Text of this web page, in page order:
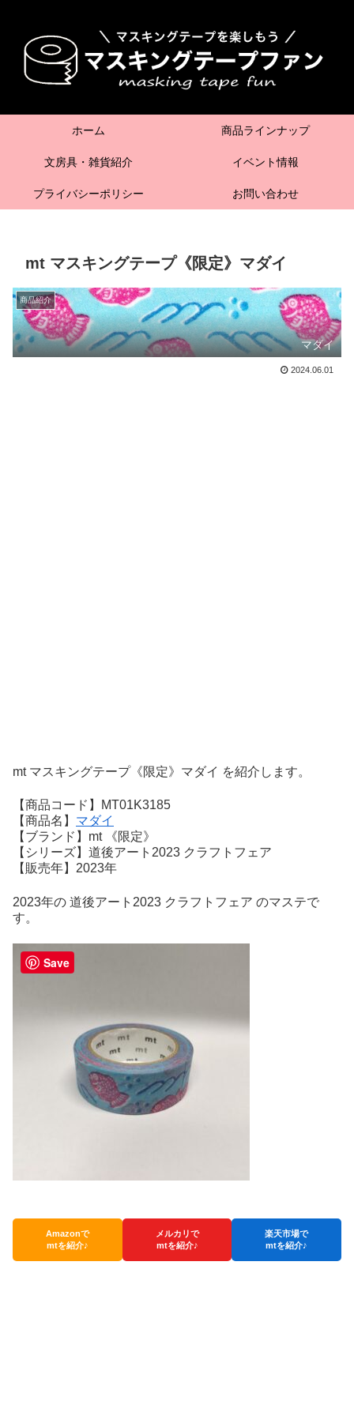
ホーム 商品ラインナップ
文房具・雑貨紹介 イベント情報
プライバシーポリシー お問い合わせ
mt マスキングテープ《限定》マダイ
商品紹介
マダイ
2024.06.01
mt マスキングテープ《限定》マダイ を紹介します。
【商品コード】MT01K3185
【商品名】 マダイ
【ブランド】mt 《限定》
【シリーズ】道後アート2023 クラフトフェア
【販売年】2023年
2023年の 道後アート2023 クラフトフェア のマステで
す。
Amazonで
mtを紹介♪
メルカリで
mtを紹介♪
楽天市場で
mtを紹介♪
Save